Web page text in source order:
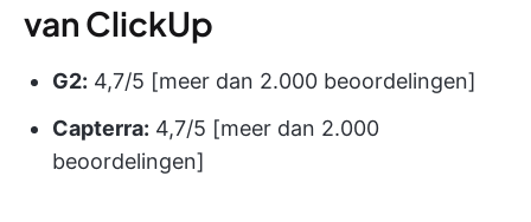
van ClickUp
G2: 4,7/5 [meer dan 2.000 beoordelingen]
Capterra: 4,7/5 [meer dan 2.000
beoordelingen]